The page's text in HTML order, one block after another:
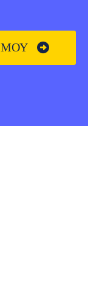
ΜΟΥ